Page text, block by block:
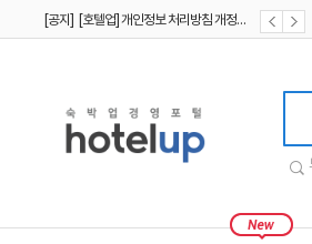
[공지] [호텔업] 개인정보 처리방침 개정본1 (19.09.02)